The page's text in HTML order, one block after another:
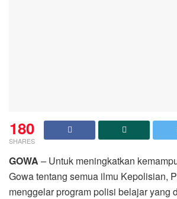
180
SHARES
GOWA – Untuk meningkatkan
Gowa tentang semua ilmu Kepolisian,
menggelar program polisi belajar yang